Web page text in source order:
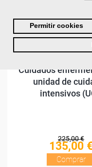
Permitir cookies